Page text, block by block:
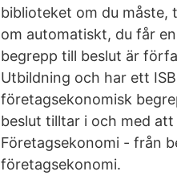
biblioteket om du måste,
om automatiskt, du får
begrepp till beslut är
Utbildning och har ett
företagsekonomisk
beslut tilltar i och med
Företagsekonomi - från
företagsekonomi.